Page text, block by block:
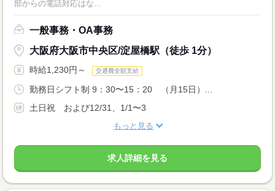
部からの電話対応はな...
一般事務・OA事務
大阪府大阪市中央区/淀屋橋駅（徒歩 1分）
時給1,230円～ 交通費全額支給
勤務日シフト制 9：30〜15：20 （月15日）...
土日祝 および12/31、1/1〜3
もっと見る
求人詳細を見る